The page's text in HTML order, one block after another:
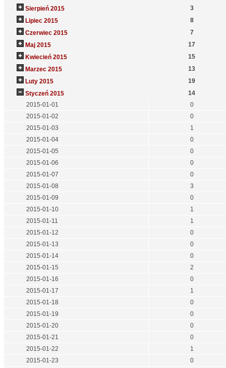
Sierpień 2015
3
Lipiec 2015
8
Czerwiec 2015
7
Maj 2015
17
Kwiecień 2015
15
Marzec 2015
13
Luty 2015
19
Styczeń 2015
14
2015-01-01
0
2015-01-02
0
2015-01-03
1
2015-01-04
0
2015-01-05
0
2015-01-06
0
2015-01-07
0
2015-01-08
3
2015-01-09
0
2015-01-10
1
2015-01-11
1
2015-01-12
0
2015-01-13
0
2015-01-14
0
2015-01-15
2
2015-01-16
0
2015-01-17
1
2015-01-18
0
2015-01-19
0
2015-01-20
0
2015-01-21
0
2015-01-22
1
2015-01-23
0